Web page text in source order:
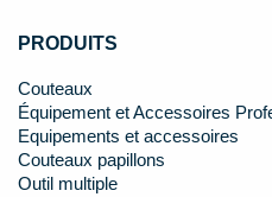
PRODUITS
Couteaux
Équipement et Accessoires
Equipements et accessoires
Couteaux papillons
Outil multiple